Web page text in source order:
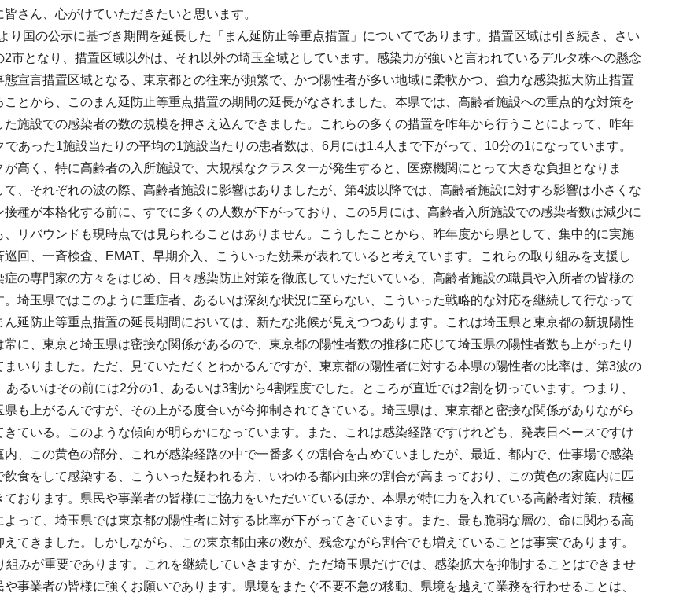
さん、心がけていただきたいと思います。
り国の公示に基づき期間を延長した「まん延防止等重点措置」についてであります。措置区域は引き続き、さい
2市となり、措置区域以外は、それ以外の埼玉全域としています。感染力が強いと言われているデルタ株への懸念
態宣言措置区域となる、東京都との往来が頻繁で、かつ陽性者が多い地域に柔軟かつ、強力な感染拡大防止措置
ことから、このまん延防止等重点措置の期間の延長がなされました。本県では、高齢者施設への重点的な対策を
施設での感染者の数の規模を押さえ込んできました。これらの多くの措置を昨年から行うことによって、昨年
であった1施設当たりの平均の1施設当たりの患者数は、6月には1.4人まで下がって、10分の1になっています。
高く、特に高齢者の入所施設で、大規模なクラスターが発生すると、医療機関にとって大きな負担となりま
、それぞれの波の際、高齢者施設に影響はありましたが、第4波以降では、高齢者施設に対する影響は小さくな
接種が本格化する前に、すでに多くの人数が下がっており、この5月には、高齢者入所施設での感染者数は減少に
リバウンドも現時点では見られることはありません。こうしたことから、昨年度から県として、集中的に実施
巡回、一斉検査、EMAT、早期介入、こういった効果が表れていると考えています。これらの取り組みを支援し
症の専門家の方々をはじめ、日々感染防止対策を徹底していただいている、高齢者施設の職員や入所者の皆様の
。埼玉県ではこのように重症者、あるいは深刻な状況に至らない、こういった戦略的な対応を継続して行なって
ん延防止等重点措置の延長期間においては、新たな兆候が見えつつあります。これは埼玉県と東京都の新規陽性
に、東京と埼玉県は密接な関係があるので、東京都の陽性者数の推移に応じて埼玉県の陽性者数も上がったり
いりました。ただ、見ていただくとわかるんですが、東京都の陽性者に対する本県の陽性者の比率は、第3波の
あるいはその前には2分の1、あるいは3割から4割程度でした。ところが直近では2割を切っています。つまり、
も上がるんですが、その上がる度合いが今抑制されてきている。埼玉県は、東京都と密接な関係がありながら
きている。このような傾向が明らかになっています。また、これは感染経路ですけれども、発表日ベースですけ
内、この黄色の部分、これが感染経路の中で一番多くの割合を占めていましたが、最近、都内で、仕事場で感染
食をして感染する、こういった疑われる方、いわゆる都内由来の割合が高まっており、この黄色の家庭内に匹
おります。県民や事業者の皆様にご協力をいただいているほか、本県が特に力を入れている高齢者対策、積極
よって、埼玉県では東京都の陽性者に対する比率が下がってきています。また、最も脆弱な層の、命に関わる高
てきました。しかしながら、この東京都由来の数が、残念ながら割合でも増えていることは事実であります。
組みが重要であります。これを継続していきますが、ただ埼玉県だけでは、感染拡大を抑制することはできませ
事業者の皆様に強くお願いであります。県境をまたぐ不要不急の移動、県境を越えて業務を行わせることは、